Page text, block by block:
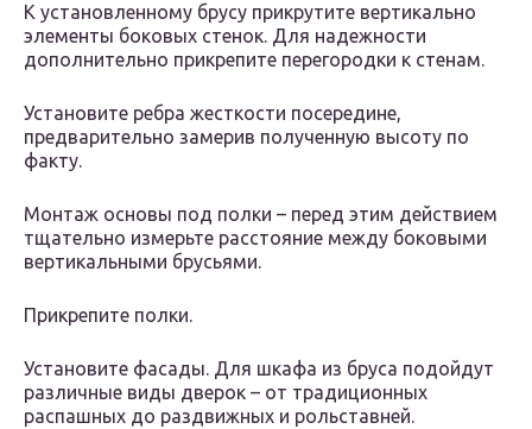
К установленному брусу прикрутите вертикально
элементы боковых стенок. Для надежности
дополнительно прикрепите перегородки к стенам.
Установите ребра жесткости посередине,
предварительно замерив полученную высоту по
факту.
Монтаж основы под полки – перед этим действием
тщательно измерьте расстояние между боковыми
вертикальными брусьями.
Прикрепите полки.
Установите фасады. Для шкафа из бруса подойдут
различные виды дверок – от традиционных
распашных до раздвижных и рольставней.